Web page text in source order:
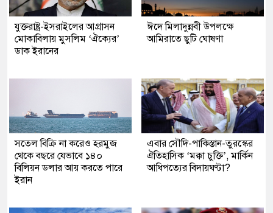
যুক্তরাষ্ট্র-ইসরাইলের আগ্রাসন
মোকাবিলায় মুসলিম ‘ঐক্যের’
ডাক ইরানের
ঈদে মিলাদুন্নবী উপলক্ষে
আমিরাতে ছুটি ঘোষণা
সতেল বিক্রি না করেও হরমুজ
থেকে বছরে যেভাবে ১৪০
বিলিয়ন ডলার আয় করতে পারে
ইরান
এবার সৌদি-পাকিস্তান-তুরস্কের
ঐতিহাসিক ‘মক্কা চুক্তি’, মার্কিন
আধিপত্যের বিদায়ঘণ্টা?